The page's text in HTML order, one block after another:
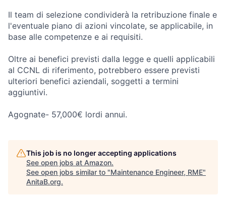
Il team di selezione condividerà la retribuzione finale e
l'eventuale piano di azioni vincolate, se applicabile, in
base alle competenze e ai requisiti.
Oltre ai benefici previsti dalla legge e quelli applicabili
al CCNL di riferimento, potrebbero essere previsti
ulteriori benefici aziendali, soggetti a termini
aggiuntivi.
Agognate- 57,000€ lordi annui.
This job is no longer accepting applications
See open jobs at Amazon.
See open jobs similar to "Maintenance Engineer, RME"
AnitaB.org.